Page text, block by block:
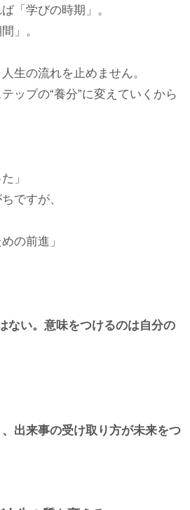
「学びの時期」。
」。
生の流れを止めません。
ップの“養分”に変えていくから
」
ですが、
の前進」
ない。意味をつけるのは自分の
出来事の受け取り方が未来をつ